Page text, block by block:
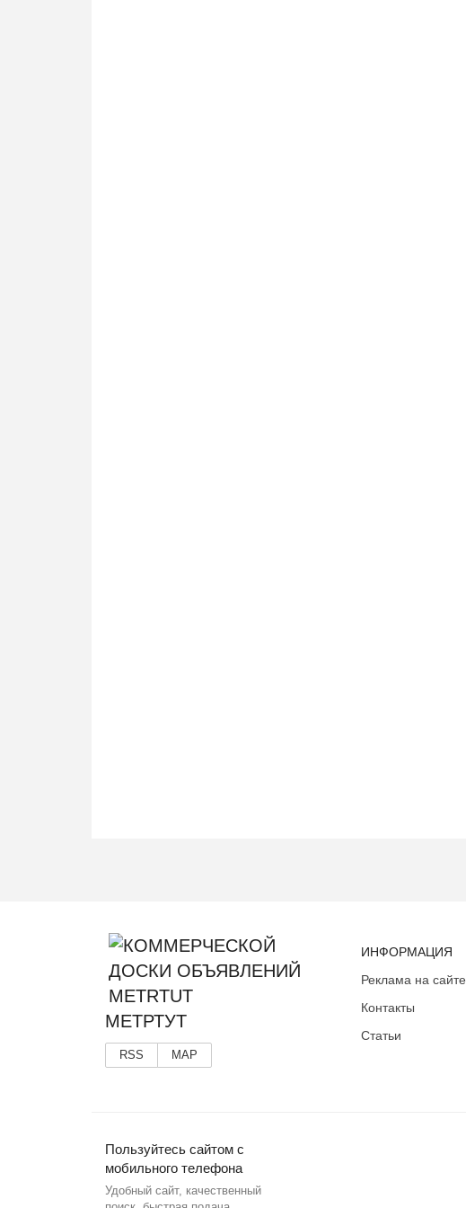
МЕТРТУТ
RSS MAP
ИНФОРМАЦИЯ
Реклама на сайте
Контакты
Статьи
Пользуйтесь сайтом с
мобильного телефона
Удобный сайт, качественный